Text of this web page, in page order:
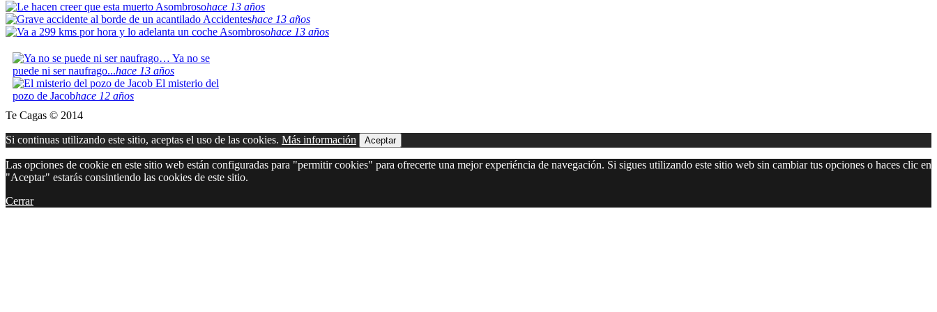
Asombrosohace 13 años
Accidenteshace 13 años
Asombrosohace 13 años
Ya no se
puede ni ser naufrago...hace 13 años
El misterio del
pozo de Jacobhace 12 años
Te Cagas © 2014
Si continuas utilizando este sitio, aceptas el uso de las cookies. Más información Aceptar
Las opciones de cookie en este sitio web están configuradas para "permitir cookies" para ofrecerte una mejor experiéncia de navegación. Si sigues utilizando este sitio web sin cambiar tus opciones o haces clic en
"Aceptar" estarás consintiendo las cookies de este sitio.
Cerrar